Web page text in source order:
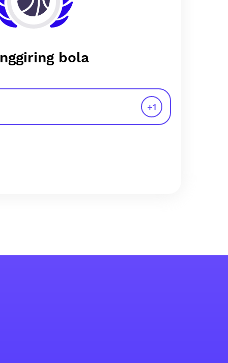
bola
+1